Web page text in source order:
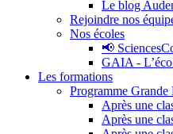
Le blog
Rejoindre nos
Nos écoles
📢
GAIA -
Les formations
Programme Grande
Après une
Après une